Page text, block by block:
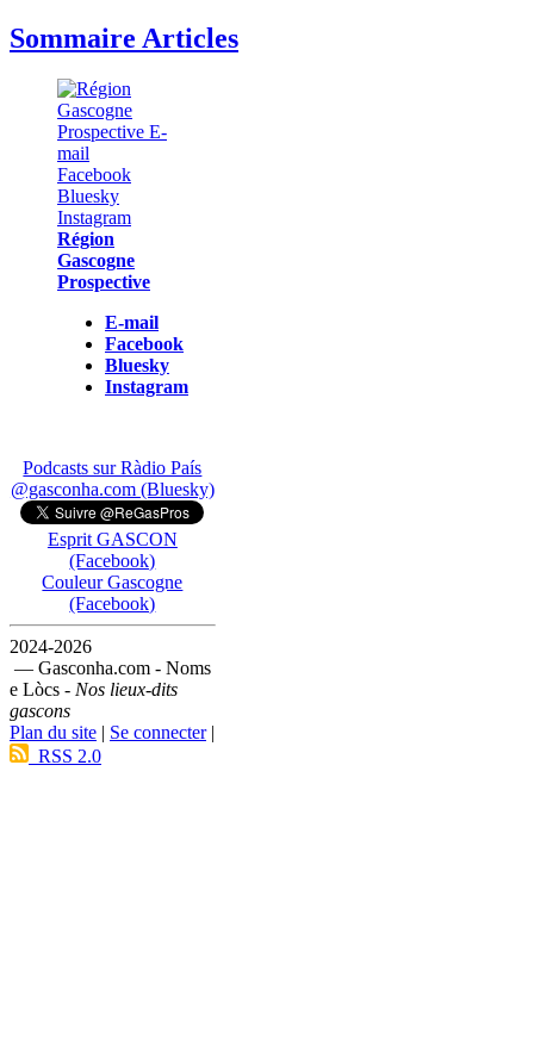
Sommaire Articles
Région
Gascogne
Prospective
E-mail
Facebook
Bluesky
Instagram
Podcasts sur Ràdio País
@gasconha.com (Bluesky)
Esprit GASCON
(Facebook)
Couleur Gascogne
(Facebook)
2024-2026
— Gasconha.com - Noms
e Lòcs - Nos lieux-dits
gascons
Plan du site | Se connecter|
RSS 2.0